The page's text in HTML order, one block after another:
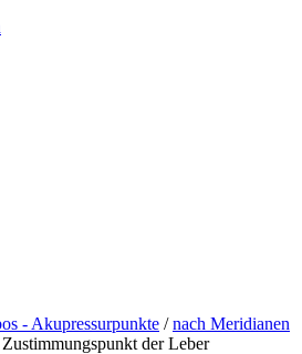
- Akupressurpunkte / nach Meridianen
der Leber